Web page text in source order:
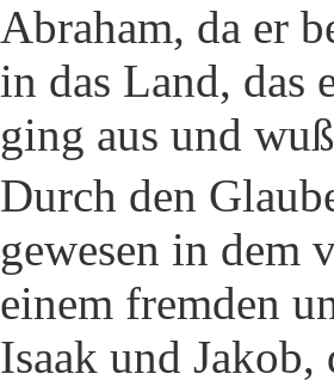
Abraham, da er
in das Land, das
ging aus und
Durch den
gewesen in dem
einem fremden
Isaak und